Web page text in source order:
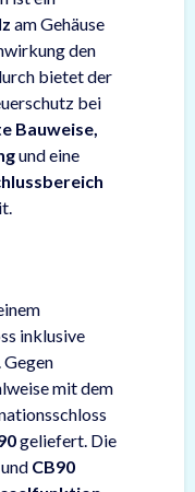
am Gehäuse
den
bietet der
bei
Bauweise,
und eine
inklusive
Gegen
mit dem
geliefert. Die
und CB90